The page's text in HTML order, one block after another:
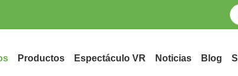
Productos Espectáculo VR Noticias Blog